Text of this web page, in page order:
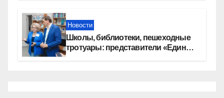
Новости
Школы, библиотеки, пешеходные
тротуары: представители «Единой